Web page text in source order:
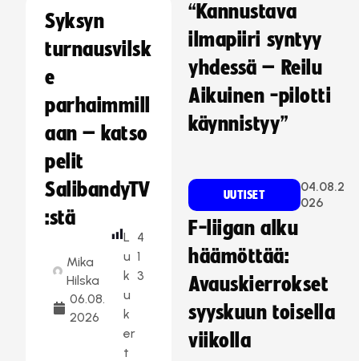
Syksyn
turnausvilsk
e
parhaimmill
aan – katso
pelit
SalibandyTV
:stä
Mika
Hilska
06.08.
2026
L
u
k
u
k
er
t
4
1
3
“Kannustava
ilmapiiri syntyy
yhdessä – Reilu
Aikuinen -pilotti
käynnistyy”
UUTISET
04.08.2
026
F-liigan alku
häämöttää:
Avauskierrokset
syyskuun toisella
viikolla